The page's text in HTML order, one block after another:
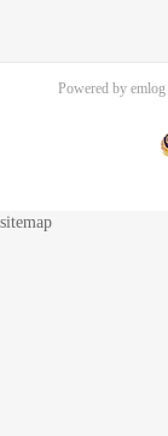
Powered by emlog
sitemap